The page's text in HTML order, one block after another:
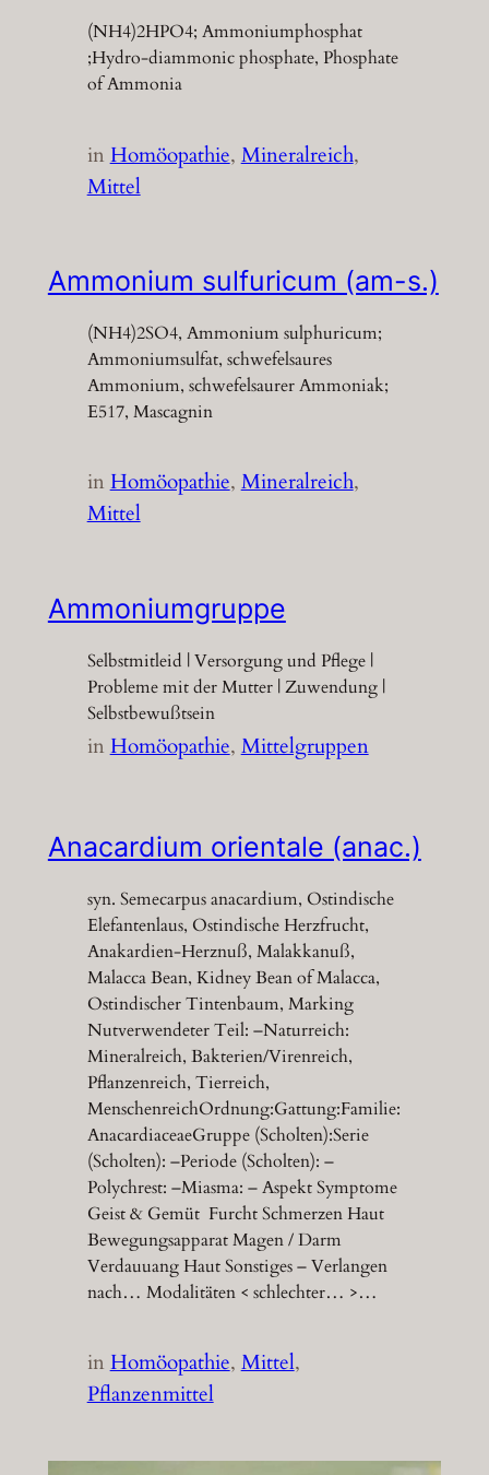
(NH4)2HPO4; Ammoniumphosphat
;Hydro-diammonic phosphate, Phosphate
of Ammonia
inHomöopathie, Mineralreich
Mittel
Ammonium sulfuricum (am-s.)
(NH4)2SO4, Ammonium sulphuricum;
Ammoniumsulfat, schwefelsaures
Ammonium, schwefelsaurer Ammoniak;
E517, Mascagnin
inHomöopathie, Mineralreich
Mittel
Ammoniumgruppe
Selbstmitleid | Versorgung und Pflege |
Probleme mit der Mutter | Zuwendung |
Selbstbewußtsein
inHomöopathie, Mittelgruppen
Anacardium orientale (anac.)
syn. Semecarpus anacardium, Ostindische
Elefantenlaus, Ostindische Herzfrucht,
Anakardien-Herznuß, Malakkanuß,
Malacca Bean, Kidney Bean of Malacca,
Ostindischer Tintenbaum, Marking
Nutverwendeter Teil: –Naturreich:
Mineralreich, Bakterien/Virenreich,
Pflanzenreich, Tierreich,
MenschenreichOrdnung:Gattung:Familie:
AnacardiaceaeGruppe (Scholten):Serie
(Scholten): –Periode (Scholten): –
Polychrest: –Miasma: – Aspekt Symptome
Geist & Gemüt Furcht Schmerzen Haut
Bewegungsapparat Magen / Darm
Verdauuang Haut Sonstiges – Verlangen
nach… Modalitäten < schlechter… >…
inHomöopathie, Mittel
Pflanzenmittel